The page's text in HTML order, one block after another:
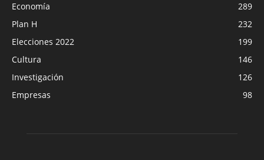
Economía
289
Plan H
232
Elecciones 2022
199
Cultura
146
Investigación
126
Empresas
98